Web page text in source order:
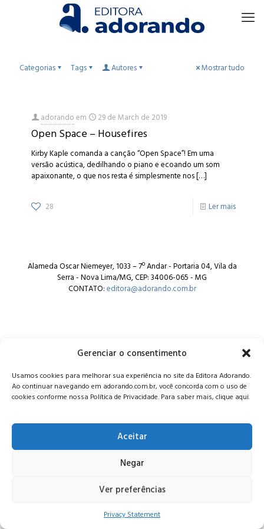
Gerenciar o consentimento
Usamos cookies para melhorar sua experiência no site da Editora Adorando.
Ao continuar navegando em adorando.com.br, você concorda com o uso de
cookies conforme nossa Política de Privacidade. Para saber mais, clique aqui.
Aceitar
Negar
Ver preferências
Privacy Statement
Categorias Tags Autores Mostrar tudo
adorandoem 29 de March de 2019
Open Space – Housefires
Kirby Kaple comanda a canção “Open Space”! Em uma
versão acústica, dedilhando o piano e ecoando um som
apaixonante, o que nos resta é simplesmente nos[…]
28 Ler mais
Alameda Oscar Niemeyer, 1033 – 7º Andar - Portaria 04, Vila da
Serra - Nova Lima/MG, CEP: 34006-065 - MG
CONTATO:editora@adorando.com.br
© Editora Adorando 2026. Todos os direitos reservados.
Consulte nossapolítica de privacidade.